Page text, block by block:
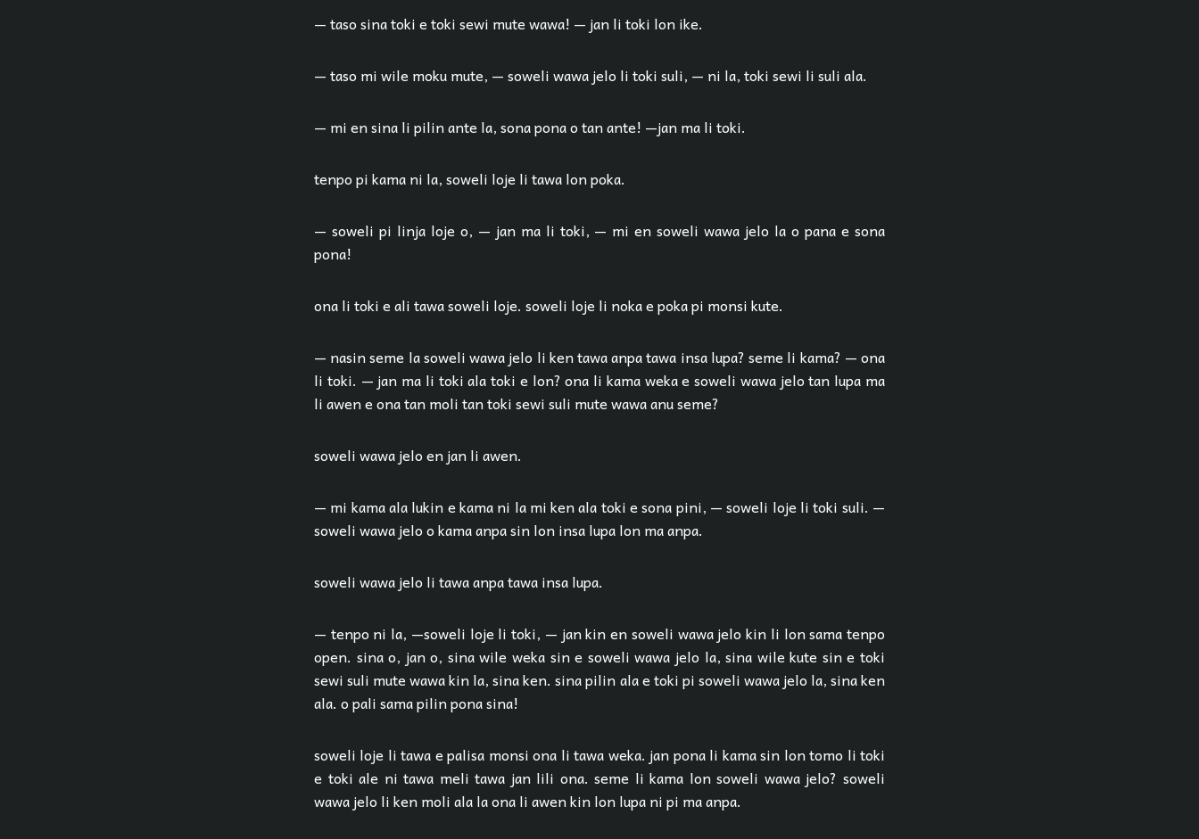
— taso sina toki e toki sewi mute wawa! — jan li toki lon ike.
— taso mi wile moku mute, — soweli wawa jelo li toki suli, — ni la, toki sewi li suli ala.
— mi en sina li pilin ante la, sona pona o tan ante! —jan ma li toki.
tenpo pi kama ni la, soweli loje li tawa lon poka.
— soweli pi linja loje o, — jan ma li toki, — mi en soweli wawa jelo la o pana e sona
pona!
ona li toki e ali tawa soweli loje. soweli loje li noka e poka pi monsi kute.
— nasin seme la soweli wawa jelo li ken tawa anpa tawa insa lupa? seme li kama? — ona
li toki. — jan ma li toki ala toki e lon? ona li kama weka e soweli wawa jelo tan lupa ma
li awen e ona tan moli tan toki sewi suli mute wawa anu seme?
soweli wawa jelo en jan li awen.
— mi kama ala lukin e kama ni la mi ken ala toki e sona pini, — soweli loje li toki suli. —
soweli wawa jelo o kama anpa sin lon insa lupa lon ma anpa.
soweli wawa jelo li tawa anpa tawa insa lupa.
— tenpo ni la, —soweli loje li toki, — jan kin en soweli wawa jelo kin li lon sama tenpo
open. sina o, jan o, sina wile weka sin e soweli wawa jelo la, sina wile kute sin e toki
sewi suli mute wawa kin la, sina ken. sina pilin ala e toki pi soweli wawa jelo la, sina ken
ala. o pali sama pilin pona sina!
soweli loje li tawa e palisa monsi ona li tawa weka. jan pona li kama sin lon tomo li toki
e toki ale ni tawa meli tawa jan lili ona. seme li kama lon soweli wawa jelo? soweli
wawa jelo li ken moli ala la ona li awen kin lon lupa ni pi ma anpa.